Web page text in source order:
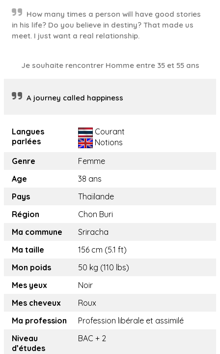
How many times a person will have good stories
in his life? Do you believe in destiny? That made us
meet. I just want a real relationship.
Je souhaite rencontrer Homme entre 35 et 55 ans
A journey called happiness
Langues
parlées
Courant
Notions
Genre
Femme
Age
38 ans
Pays
Thaïlande
Région
Chon Buri
Ma commune
Sriracha
Ma taille
156 cm (5.1 ft)
Mon poids
50 kg (110 lbs)
Mes yeux
Noir
Mes cheveux
Roux
Ma profession
Profession libérale et assimilé
Niveau
d’études
BAC + 2